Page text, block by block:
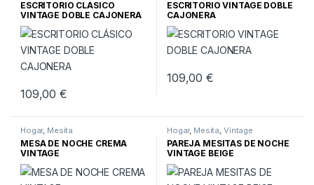
ESCRITORIO CLÁSICO
VINTAGE DOBLE CAJONERA
109,00€
ESCRITORIO VINTAGE DOBLE
CAJONERA
109,00€
Hogar, Mesita
MESA DE NOCHE CREMA
VINTAGE
Hogar, Mesita, Vintage
PAREJA MESITAS DE NOCHE
VINTAGE BEIGE